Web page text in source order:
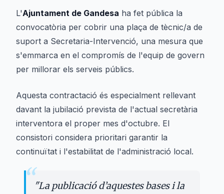
L'Ajuntament de Gandesa ha fet pública la
convocatòria per cobrir una plaça de tècnic/a de
suport a Secretaria-Intervenció, una mesura que
s'emmarca en el compromís de l'equip de govern
per millorar els serveis públics.
Aquesta contractació és especialment rellevant
davant la jubilació prevista de l'actual secretària
interventora el proper mes d'octubre. El
consistori considera prioritari garantir la
continuïtat i l'estabilitat de l'administració local.
“"La publicació d’aquestes bases i la